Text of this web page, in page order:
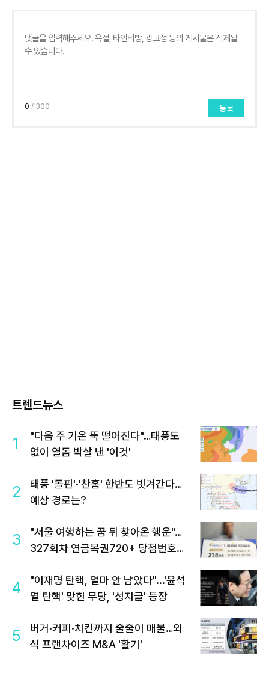
0 / 300 등록
트렌드뉴스
1
"다음 주 기온 뚝 떨어진다"…태풍도
없이 열돔 박살 낸 '이것'
2
태풍 '돌핀'·'찬홈' 한반도 빗겨간다…
예상 경로는?
3
"서울 여행하는 꿈 뒤 찾아온 행운"…
327회차 연금복권720+ 당첨번호조
4
"이재명 탄핵, 얼마 안 남았다"...'윤석
열 탄핵' 맞힌 무당, '성지글' 등장
5
버거·커피·치킨까지 줄줄이 매물…외
식 프랜차이즈 M&A '활기'